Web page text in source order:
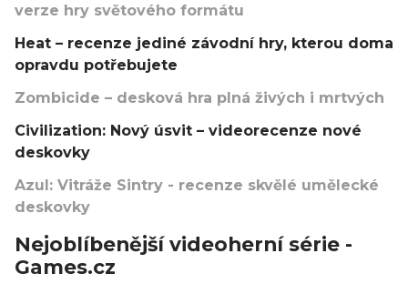
verze hry světového formátu
Heat – recenze jediné závodní hry, kterou doma
opravdu potřebujete
Zombicide – desková hra plná živých i mrtvých
Civilization: Nový úsvit – videorecenze nové
deskovky
Azul: Vitráže Sintry - recenze skvělé umělecké
deskovky
Nejoblíbenější videoherní série -
Games.cz